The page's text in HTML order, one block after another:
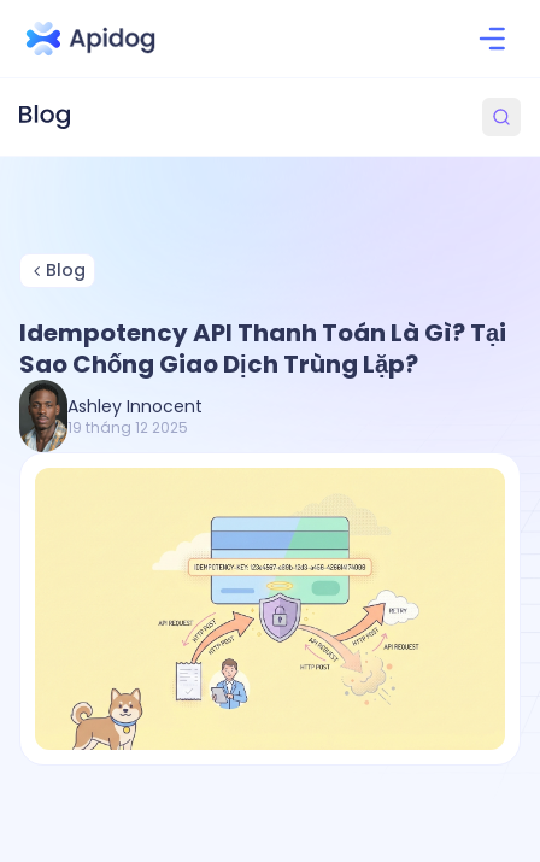
Blog
Idempotency API Thanh Toán Là Gì? Tại
Sao Chống Giao Dịch Trùng Lặp?
Ashley Innocent
19 tháng 12 2025